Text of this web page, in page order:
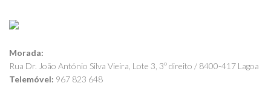
Morada:
Rua Dr. João António Silva Vieira, Lote 3, 3º direito / 8400-417 Lagoa
Telemóvel: 967 823 648